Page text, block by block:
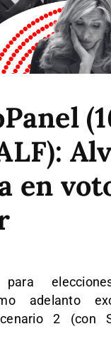
en
para
adelanto
2 (con